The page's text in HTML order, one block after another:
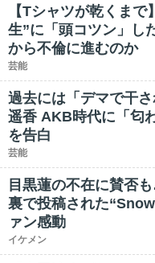
【Tシャツが乾くま
生”に「頭コツン」し
から不倫に進むのか
芸能
過去には「デマで干
遥香 AKB時代に「匂
を告白
芸能
目黒蓮の不在に賛否
裏で投稿された
ァン感動
イケメン